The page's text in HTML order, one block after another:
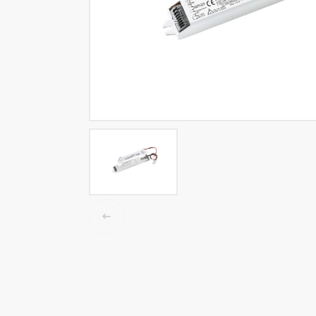
Tracklights
Luminaire LED étanche